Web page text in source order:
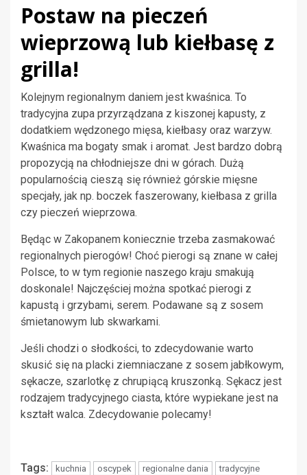
Postaw na pieczeń
wieprzową lub kiełbasę z
grilla!
Kolejnym regionalnym daniem jest kwaśnica. To
tradycyjna zupa przyrządzana z kiszonej kapusty, z
dodatkiem wędzonego mięsa, kiełbasy oraz warzyw.
Kwaśnica ma bogaty smak i aromat. Jest bardzo dobrą
propozycją na chłodniejsze dni w górach. Dużą
popularnością cieszą się również górskie mięsne
specjały, jak np. boczek faszerowany, kiełbasa z grilla
czy pieczeń wieprzowa.
Będąc w Zakopanem koniecznie trzeba zasmakować
regionalnych pierogów! Choć pierogi są znane w całej
Polsce, to w tym regionie naszego kraju smakują
doskonale! Najczęściej można spotkać pierogi z
kapustą i grzybami, serem. Podawane są z sosem
śmietanowym lub skwarkami.
Jeśli chodzi o słodkości, to zdecydowanie warto
skusić się na placki ziemniaczane z sosem jabłkowym,
sękacze, szarlotkę z chrupiącą kruszonką. Sękacz jest
rodzajem tradycyjnego ciasta, które wypiekane jest na
kształt walca. Zdecydowanie polecamy!
Tags: kuchnia oscypek regionalne dania
tradycyjne